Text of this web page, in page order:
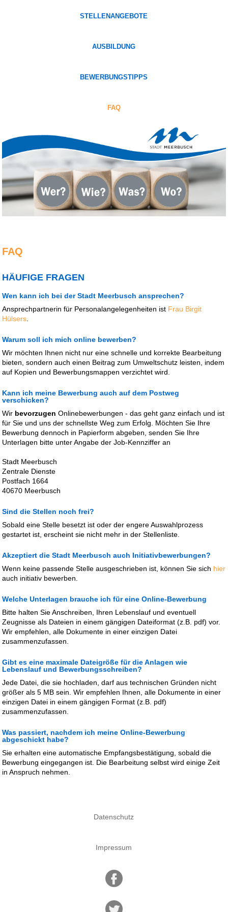
STELLENANGEBOTE
AUSBILDUNG
BEWERBUNGSTIPPS
FAQ
FAQ
HÄUFIGE FRAGEN
Wen kann ich bei der Stadt Meerbusch ansprechen?
Ansprechpartnerin für Personalangelegenheiten ist Frau Birgit
Hülsers
Warum soll ich mich online bewerben?
Wir möchten Ihnen nicht nur eine schnelle und korrekte Bearbeitung
bieten, sondern auch einen Beitrag zum Umweltschutz leisten, indem
auf Kopien und Bewerbungsmappen verzichtet wird.
Kann ich meine Bewerbung auch auf dem Postweg
verschicken?
Wir bevorzugenOnlinebewerbungen - das geht ganz einfach und ist
für Sie und uns der schnellste Weg zum Erfolg. Möchten Sie Ihre
Bewerbung dennoch in Papierform abgeben, senden Sie Ihre
Unterlagen bitte unter Angabe der Job-Kennziffer an
Stadt Meerbusch
Zentrale Dienste
Postfach 1664
40670 Meerbusch
Sind die Stellen noch frei?
Sobald eine Stelle besetzt ist oder der engere Auswahlprozess
gestartet ist, erscheint sie nicht mehr in der Stellenliste.
Akzeptiert die Stadt Meerbusch auch Initiativbewerbungen?
Wenn keine passende Stelle ausgeschrieben ist, können Sie sich hier
auch initiativ bewerben.
Welche Unterlagen brauche ich für eine Online-Bewerbung
Bitte halten Sie Anschreiben, Ihren Lebenslauf und eventuell
Zeugnisse als Dateien in einem gängigen Dateiformat (z.B. pdf) vor.
Wir empfehlen, alle Dokumente in einer einzigen Datei
zusammenzufassen.
Gibt es eine maximale Dateigröße für die Anlagen wie
Lebenslauf und Bewerbungsschreiben?
Jede Datei, die sie hochladen, darf aus technischen Gründen nicht
größer als 5 MB sein. Wir empfehlen Ihnen, alle Dokumente in einer
einzigen Datei in einem gängigen Format (z.B. pdf)
zusammenzufassen.
Was passiert, nachdem ich meine Online-Bewerbung
abgeschickt habe?
Sie erhalten eine automatische Empfangsbestätigung, sobald die
Bewerbung eingegangen ist. Die Bearbeitung selbst wird einige Zeit
in Anspruch nehmen.
Datenschutz
Impressum